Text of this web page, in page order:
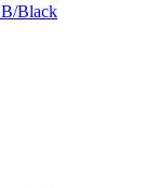
Black